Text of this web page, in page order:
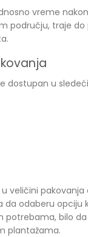
vreme
području, traje do
dostupan u
veličini
da odaberu opciju
potrebama, bilo
plantažama.